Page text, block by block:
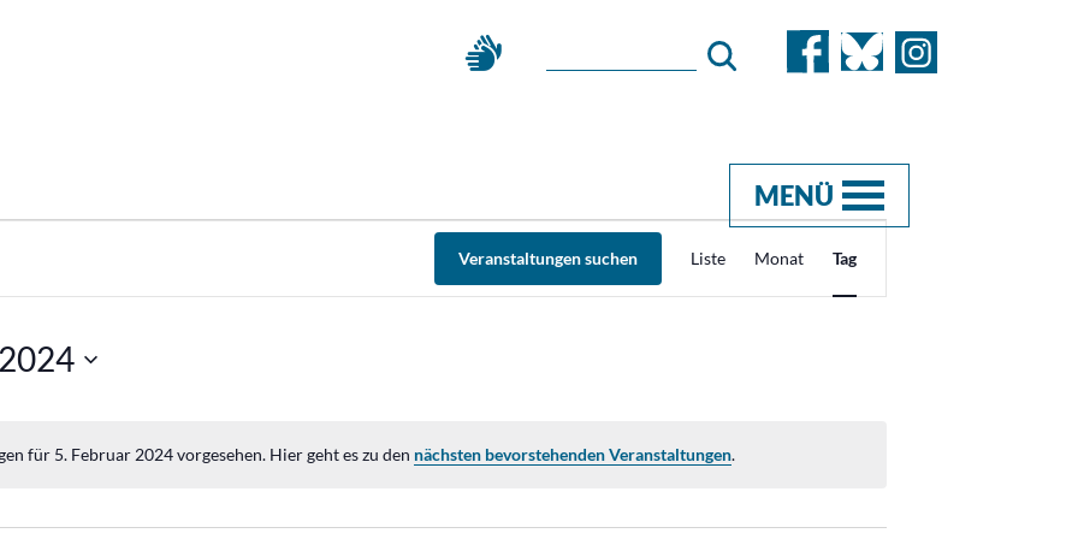
MENÜ
Hinweis
für 5. Februar 2024 vorgesehen. Hier geht es zu den nächsten bevorstehenden Veranstaltungen.
Veranstaltungen suchen
Veranstaltung
Ansichten-
Navigation
Liste Monat Tag